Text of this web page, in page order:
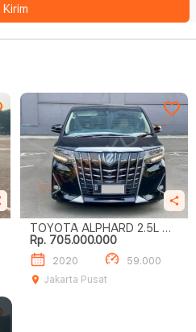
Kirim
TOYOTA ALPHARD 2.5L G
A/T
Rp. 705.000.000
2020
59.000
Jakarta Pusat